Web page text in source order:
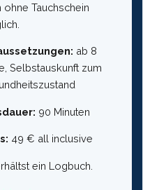
ohne Tauchschein
ab 8
Selbstauskunft zum
90 Minuten
49 € all inclusive
ein Logbuch.